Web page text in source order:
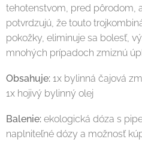
tehotenstvom, pred pôrodom,
potvrdzujú, že touto
pokožky, eliminuje sa bolesť,
mnohých prípadoch zmiznú
Obsahuje: 1x bylinná čajová
1x hojivý bylinný olej
Balenie: ekologická dóza s
naplniteľné dózy a možnosť